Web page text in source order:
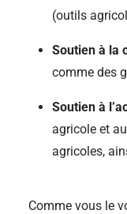
(outils
Soutien à la
comme des
Soutien à
agricole et
agricoles,
Comme vous le